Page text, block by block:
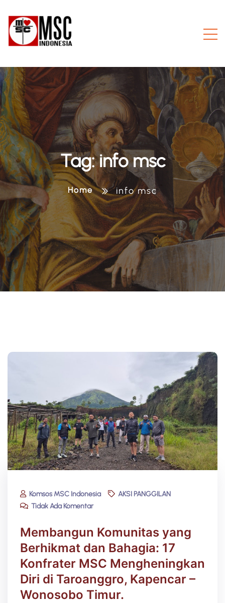
Tag:info msc
Home info msc
Komsos MSC Indonesia
AKSI PANGGILAN
Tidak Ada Komentar
Membangun Komunitas yang
Berhikmat dan Bahagia: 17
Konfrater MSC Mengheningkan
Diri di Taroanggro, Kapencar –
Wonosobo Timur.